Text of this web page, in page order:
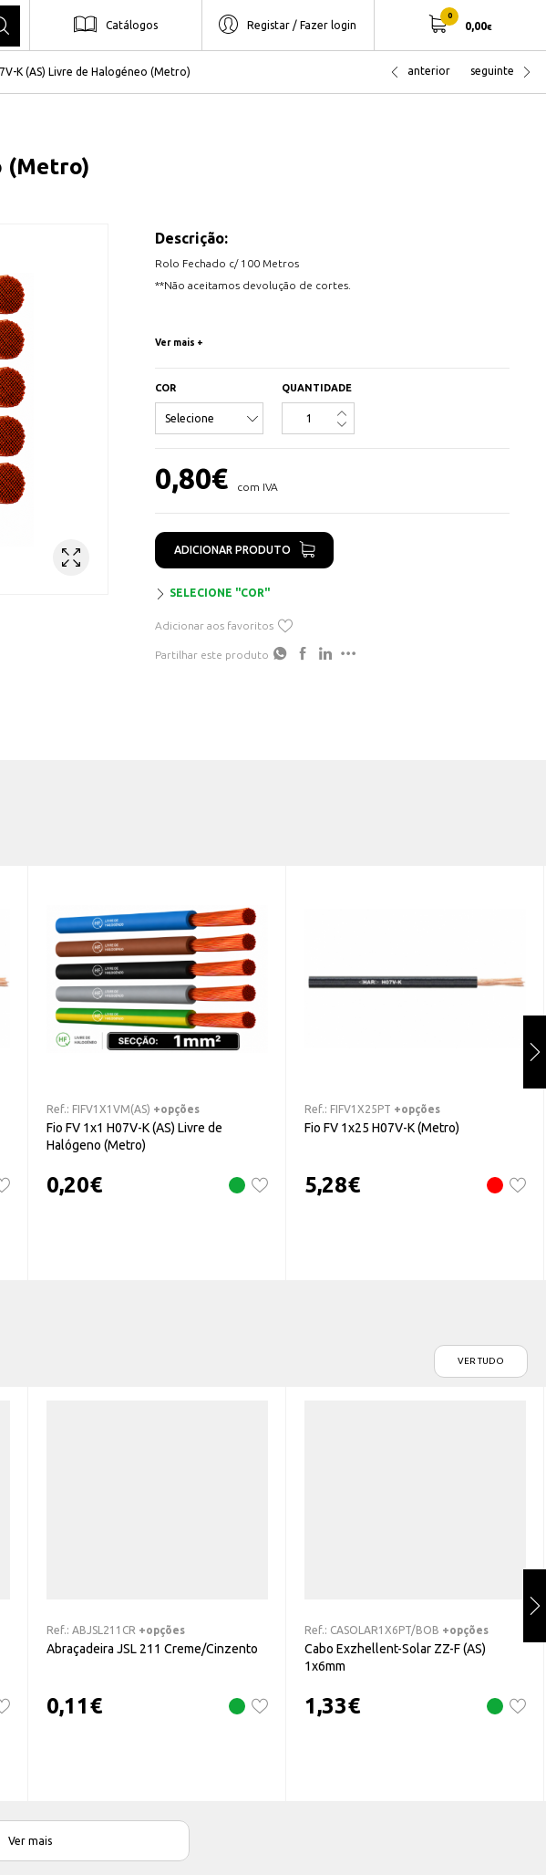
Catálogos Registar / Fazer login
0
0,00€
K (AS) Livre de Halogéneo (Metro) anterior seguinte
(Metro)
Descrição:
Rolo Fechado c/ 100 Metros
**Não aceitamos devolução de cortes.
seu isolamento superdeslizante e à sua grande flexibilidade.
Instalações interiores ou recetoras
te ham uma banheira ou um duche
Instalações elétricas em caravanas e em parques de
caravanas
Não propaga as chamas de acordo com UNE-EN 60332-1-
2, EN 60332-1-2 e IEC 60332-1-2
Isolamento de PVC de reduzida emissão de ácido
clorídrico (HCl)
Classificação CPR de acordo com EN 50575
Ver mais +
COR QUANTIDADE
0,80€ com IVA
ADICIONAR PRODUTO
SELECIONE "COR"
Adicionar aos favoritos
Partilhar este produto
Ref.: FIFV1X1VM(AS) +opções
Fio FV 1x1 H07V-K (AS) Livre de
Halógeno (Metro)
0,20€
Ref.: FIFV1X25PT +opções
Fio FV 1x25 H07V-K (Metro)
5,28€
VER TUDO
Ref.: ABJSL211CR +opções
Abraçadeira JSL 211 Creme/Cinzento
0,11€
Ref.: CASOLAR1X6PT/BOB +opções
Cabo Exzhellent-Solar ZZ-F (AS)
1x6mm
1,33€
Ver mais